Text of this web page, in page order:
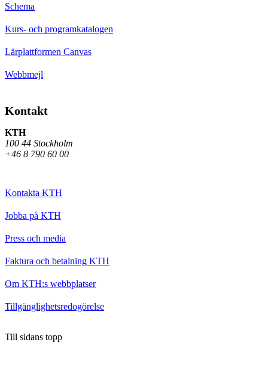
Schema
Kurs- och programkatalogen
Lärplattformen Canvas
Webbmejl
Kontakt
KTH
100 44 Stockholm
+46 8 790 60 00
Kontakta KTH
Jobba på KTH
Press och media
Faktura och betalning KTH
Om KTH:s webbplatser
Tillgänglighetsredogörelse
Till sidans topp